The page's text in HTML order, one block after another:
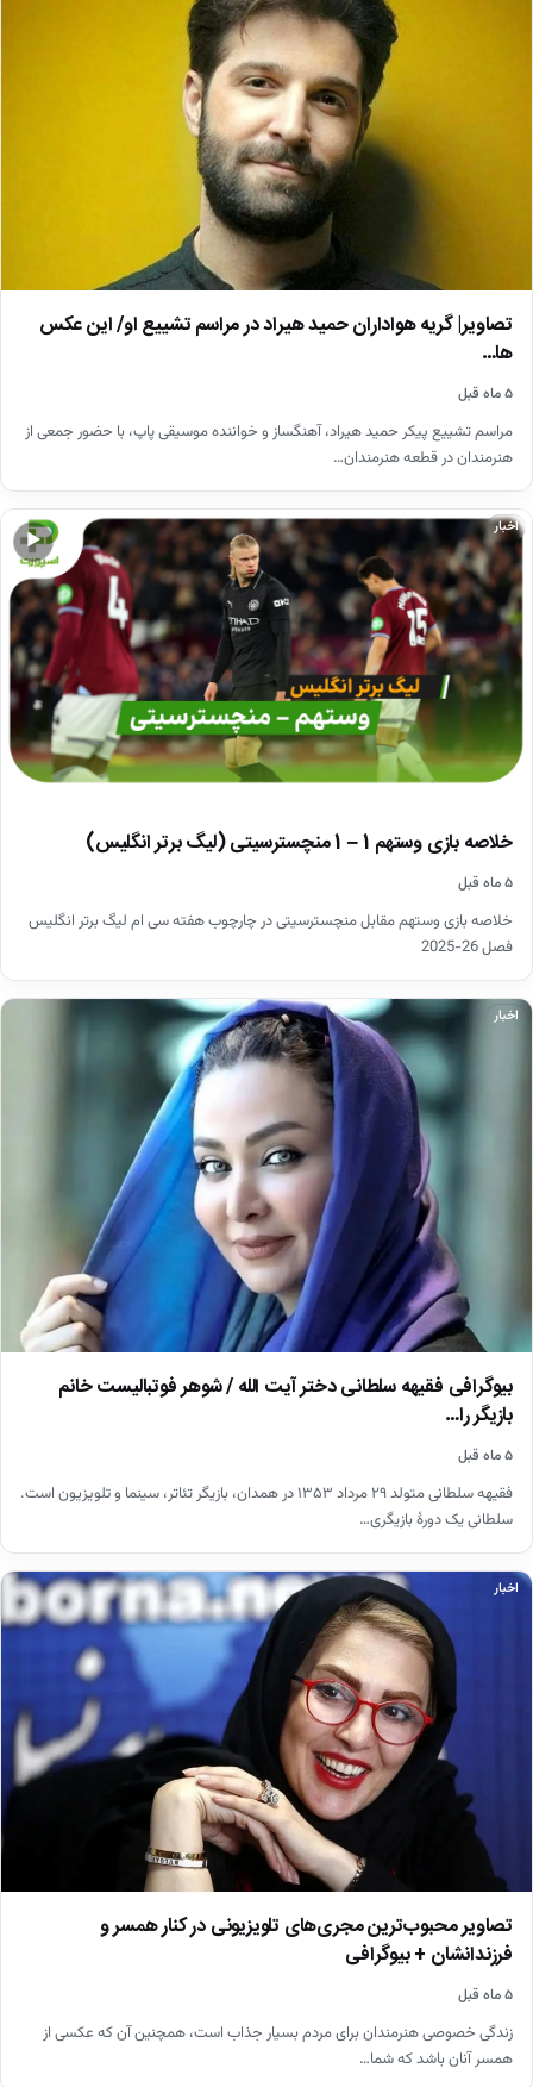
تصاویر| گریه هواداران حمید هیراد در مراسم تشییع او/ این عکس
ها…
۵ ماه قبل
مراسم تشییع پیکر حمید هیراد، آهنگساز و خواننده موسیقی پاپ، با حضور جمعی از
هنرمندان در قطعه هنرمندان…
▶
اخبار
خلاصه بازی وستهم 1 – 1 منچسترسیتی (لیگ برتر انگلیس)
۵ ماه قبل
خلاصه بازی وستهم مقابل منچسترسیتی در چارچوب هفته سی ام لیگ برتر انگلیس
فصل 26-2025
اخبار
بیوگرافی فقیهه سلطانی دختر آیت الله / شوهر فوتبالیست خانم
بازیگر را…
۵ ماه قبل
فقیهه سلطانی متولد ۲۹ مرداد ۱۳۵۳ در همدان، بازیگر تئاتر، سینما و تلویزیون است.
سلطانی یک دورهٔ بازیگری…
اخبار
تصاویر محبوب‌ترین مجری‌های تلویزیونی در کنار همسر و
فرزندانشان + بیوگرافی
۵ ماه قبل
زندگی خصوصی هنرمندان برای مردم بسیار جذاب است، همچنین آن که عکسی از
همسر آنان باشد که شما…